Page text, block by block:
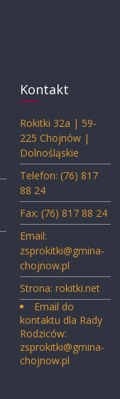
Kontakt
Rokitki 32a | 59-
225 Chojnów |
Dolnośląskie
Telefon: (76) 817
88 24
Fax: (76) 817 88 24
Email:
zsprokitki@gmina-
chojnow.pl
Strona: rokitki.net
Email do
kontaktu dla Rady
Rodziców:
zsprokitki@gmina-
chojnow.pl